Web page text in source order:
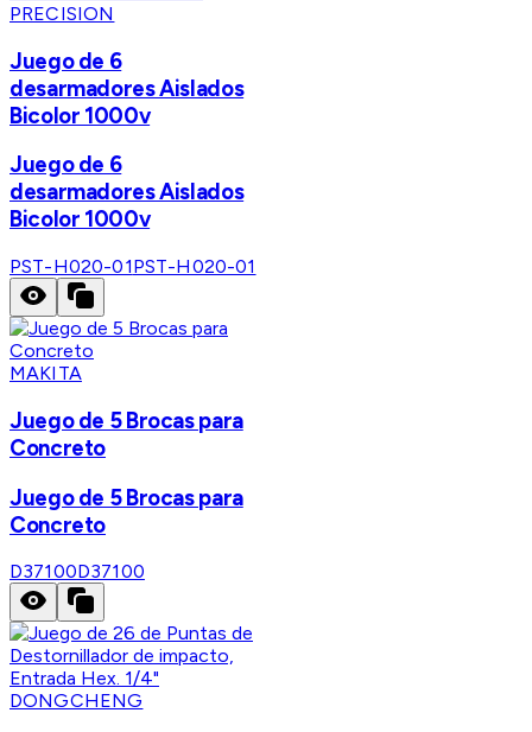
PRECISION
Juego de 6
desarmadores Aislados
Bicolor 1000v
Juego de 6
desarmadores Aislados
Bicolor 1000v
PST-H020-01PST-H020-01
MAKITA
Juego de 5 Brocas para
Concreto
Juego de 5 Brocas para
Concreto
D37100D37100
DONGCHENG